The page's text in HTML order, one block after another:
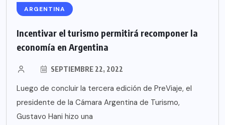
ARGENTINA
Incentivar el turismo permitirá recomponer la
economía en Argentina
SEPTIEMBRE 22, 2022
Luego de concluir la tercera edición de PreViaje, el
presidente de la Cámara Argentina de Turismo,
Gustavo Hani hizo una